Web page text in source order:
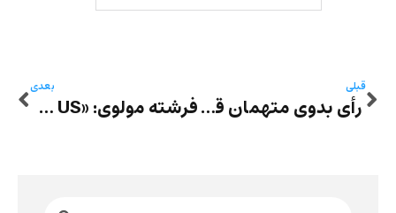
قبلی
رأی بدوی متهمان قتل مهرجویی صادر شد: اعدام برای متهم ردیف اول و ۳۶ سال حبس برای سایر متهمان
بعدی
فرشته مولوی: «SUMMER IS UPON US»